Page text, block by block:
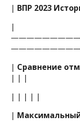
| ВПР 2023
|
| Сравнение
| | |
| | | | |
|